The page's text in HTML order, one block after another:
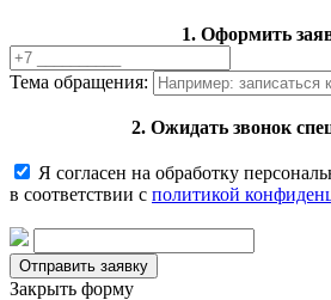
1. Оформить
Тема обращения:
2. Ожидать звонок
Я согласен на обработку
в соответствии с политикой
Закрыть форму